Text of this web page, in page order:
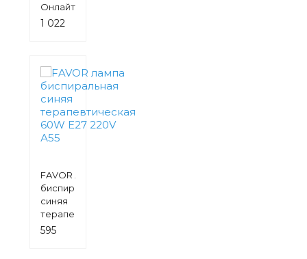
Онлайт
1 022
FAVOR лампа
биспиральная
синяя
терапевтическая
60W E27 220V А55
595